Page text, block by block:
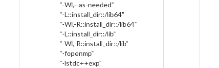
"-Wl,--as-needed"
"-L::install_dir::/lib64"
"-Wl,-R::install_dir::/lib64"
"-L::install_dir::/lib"
"-Wl,-R::install_dir::/lib"
"-fopenmp"
"-lstdc++exp"